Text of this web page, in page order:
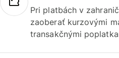
Pri platbách v
zaoberať kurzovými
transakčnými